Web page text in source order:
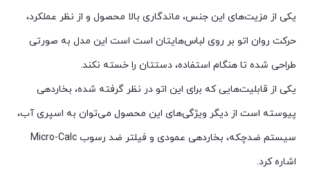
یکی از مزیت‌های این جنس، ماندگاری بالا محصول و از نظر عملکرد،
حرکت روان اتو بر روی لباس‌هایتان است است این مدل به صورتی
طراحی شده تا هنگام استفاده، دستتان را خسته نکند.
یکی از قابلیت‌‌هایی که برای این اتو در نظر گرفته شده، بخاردهی
پیوسته است از دیگر ویژگی‌های این محصول می‌توان به اسپری آب،
سیستم ضدچکه، بخاردهی عمودی و فیلتر ضد رسوب Micro-Calc
اشاره کرد.